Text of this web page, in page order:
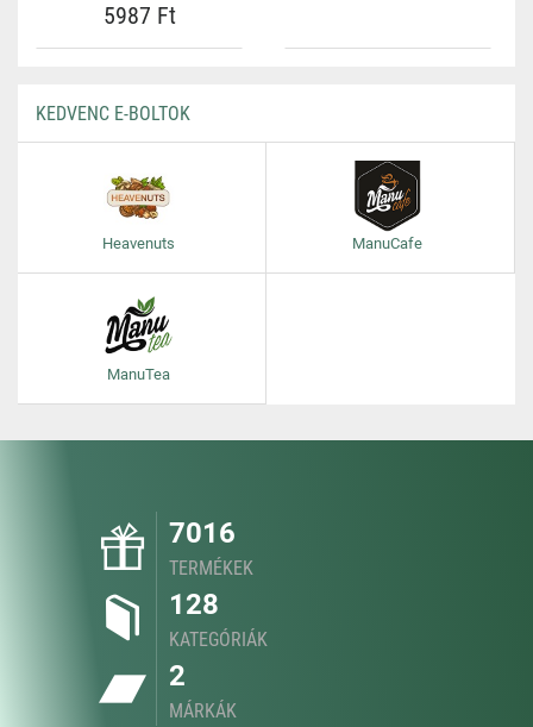
5987 Ft
KEDVENC E-BOLTOK
Heavenuts ManuCafe
ManuTea
7016
TERMÉKEK
128
KATEGÓRIÁK
2
MÁRKÁK